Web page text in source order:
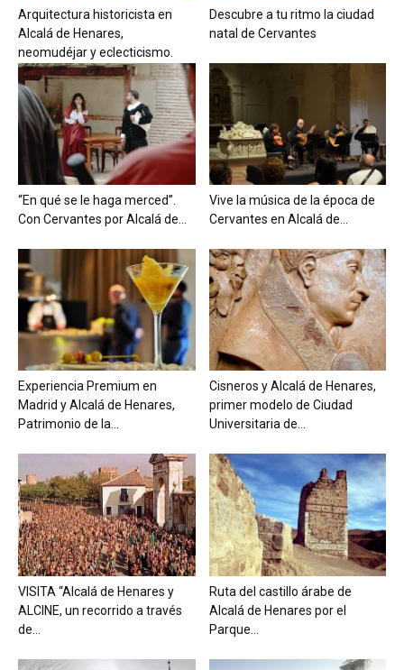
Arquitectura historicista en
Alcalá de Henares,
neomudéjar y eclecticismo.
Descubre a tu ritmo la ciudad
natal de Cervantes
“En qué se le haga merced”.
Con Cervantes por Alcalá de...
Vive la música de la época de
Cervantes en Alcalá de...
Experiencia Premium en
Madrid y Alcalá de Henares,
Patrimonio de la...
Cisneros y Alcalá de Henares,
primer modelo de Ciudad
Universitaria de...
VISITA “Alcalá de Henares y
ALCINE, un recorrido a través
de...
Ruta del castillo árabe de
Alcalá de Henares por el
Parque...